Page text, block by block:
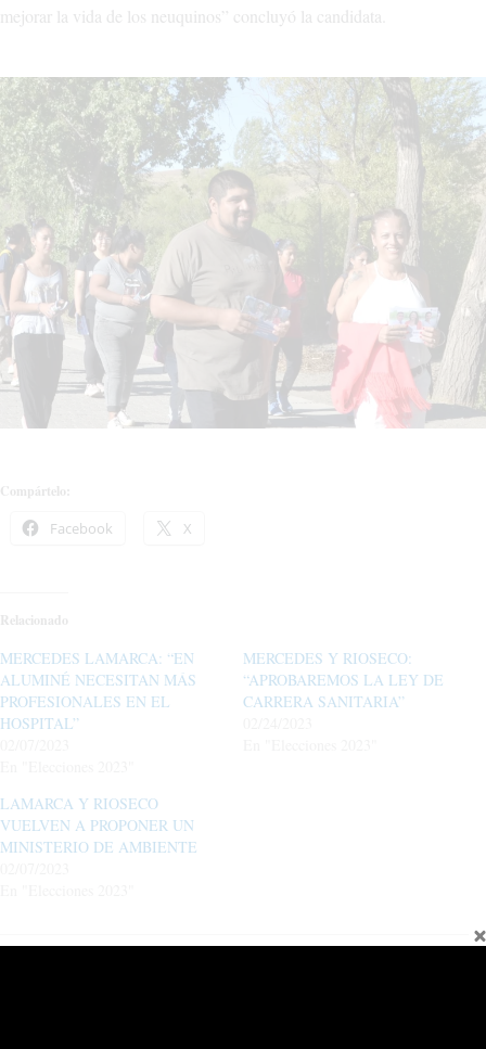
mejorar la vida de los neuquinos” concluyó la candidata.
Compártelo:
Facebook X
Relacionado
MERCEDES LAMARCA: “EN
ALUMINÉ NECESITAN MÁS
PROFESIONALES EN EL
HOSPITAL”
MERCEDES Y RIOSECO:
“APROBAREMOS LA LEY DE
CARRERA SANITARIA”
LAMARCA Y RIOSECO
VUELVEN A PROPONER UN
MINISTERIO DE AMBIENTE